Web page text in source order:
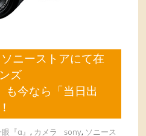
ニーストアにて在
ズ
も今なら「当日出
眼『α』, カメラ sony, ソニース